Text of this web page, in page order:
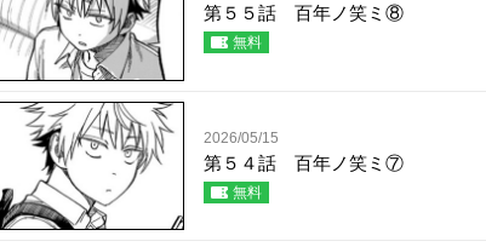
第５５話 百年ノ笑ミ⑧
無料
2026/05/15
第５４話 百年ノ笑ミ⑦
無料